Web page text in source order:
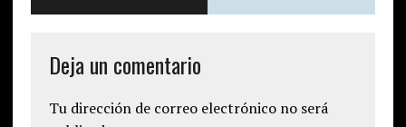
Deja un comentario
Tu dirección de correo electrónico no será